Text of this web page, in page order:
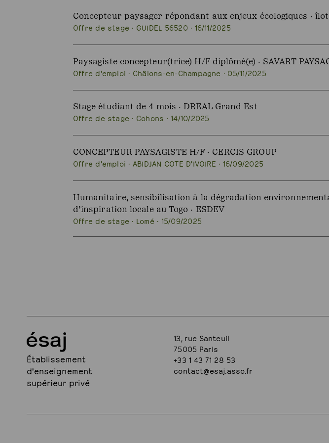
Concepteur paysager répondant aux enjeux écologiques ·
Offre de stage · GUIDEL 56520 · 16/11/2025
Paysagiste concepteur(trice) H/F diplômé(e) · SAVART
Offre d'emploi · Châlons-en-Champagne · 05/11/2025
Stage étudiant de 4 mois · DREAL Grand Est
Offre de stage · Cohons · 14/10/2025
CONCEPTEUR PAYSAGISTE H/F · CERCIS GROUP
Offre d'emploi · ABIDJAN COTE D'IVOIRE · 16/09/2025
Humanitaire, sensibilisation à la dégradation
d’inspiration locale au Togo · ESDEV
Offre de stage · Lomé · 15/09/2025
Établissement
d'enseignement
supérieur privé
13, rue Santeuil
75005 Paris
+33 1 43 71 28 53
contact@esaj.asso.fr